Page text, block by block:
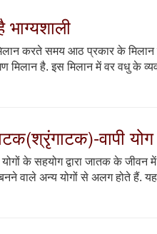
करते समय आठ प्रकार के
मिलान है. इस मिलान में वर वधु के
वापी
के सहयोग द्वारा जातक के जीवन
वाले अन्य योगों से अलग होते हैं. यह